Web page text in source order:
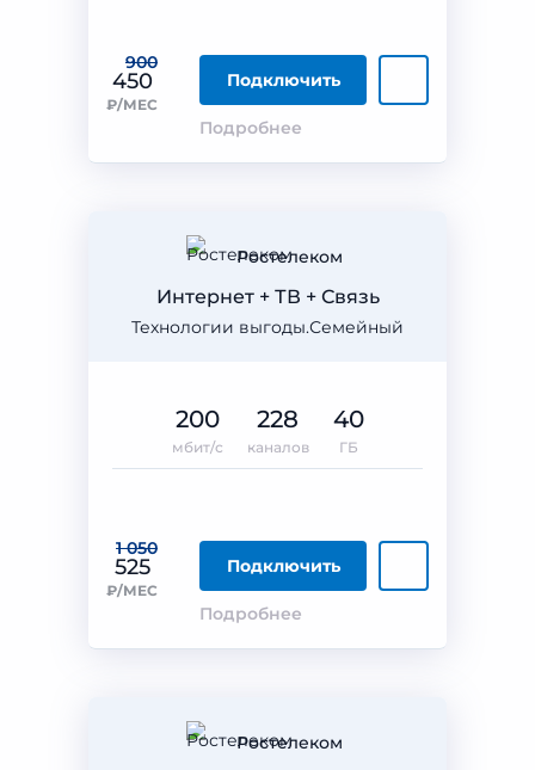
900
450
₽/МЕС
Подключить
Подробнее
Ростелеком
Технологии выгоды.Семейный
Интернет + ТВ + Связь
1 050
525
₽/МЕС
Подключить
Подробнее
200
мбит/с
228
каналов
40
ГБ
Ростелеком